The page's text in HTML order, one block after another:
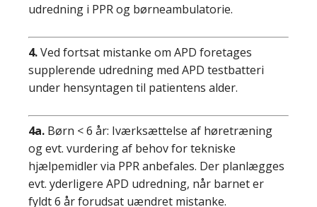
udredning i PPR og børneambulatorie.
4.Ved fortsat mistanke om APD foretages
supplerende udredning med APD testbatteri
under hensyntagen til patientens alder.
4a. Børn < 6 år: Iværksættelse af høretræning
og evt. vurdering af behov for tekniske
hjælpemidler via PPR anbefales. Der planlægges
evt. yderligere APD udredning, når barnet er
fyldt 6 år forudsat uændret mistanke.